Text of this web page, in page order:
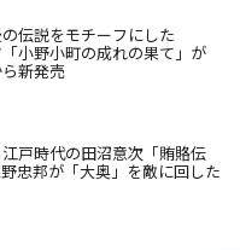
伝説をモチーフにした
小野小町の成れの果て」が
新発売
戸時代の田沼意次「賄賂伝
忠邦が「大奥」を敵に回した